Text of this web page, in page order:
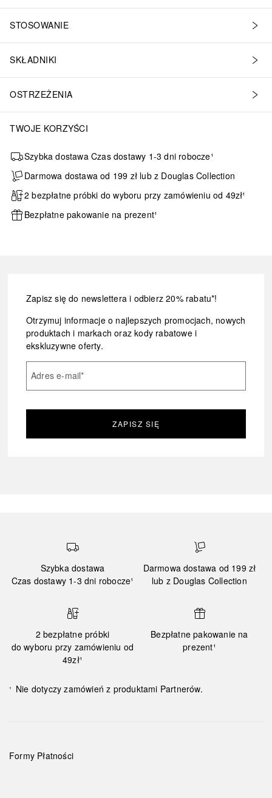
STOSOWANIE
SKŁADNIKI
OSTRZEŻENIA
TWOJE KORZYŚCI
Szybka dostawa Czas dostawy 1-3 dni robocze¹
Darmowa dostawa od 199 zł lub z Douglas Collection
2 bezpłatne próbki do wyboru przy zamówieniu od 49zł¹
Bezpłatne pakowanie na prezent¹
Zapisz się do newslettera i odbierz 20% rabatu*!
Otrzymuj informacje o najlepszych promocjach, nowych
produktach i markach oraz kody rabatowe i
ekskluzywne oferty.
Adres e-mail*
ZAPISZ SIĘ
Szybka dostawa
Czas dostawy 1-3 dni robocze¹
Darmowa dostawa od 199 zł
lub z Douglas Collection
2 bezpłatne próbki
do wyboru przy zamówieniu od
49zł¹
Bezpłatne pakowanie na
prezent¹
¹ Nie dotyczy zamówień z produktami Partnerów.
Formy Płatności